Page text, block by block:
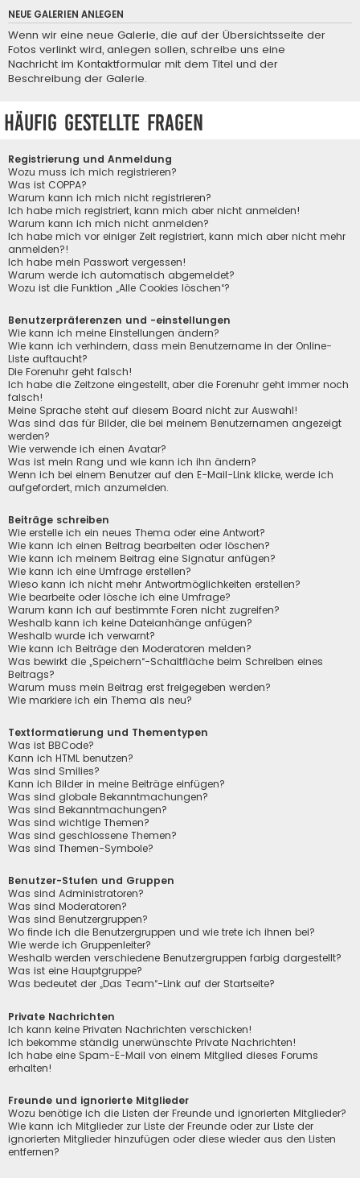
NEUE GALERIEN ANLEGEN
Wenn wir eine neue Galerie, die auf der Übersichtsseite der
Fotos verlinkt wird, anlegen sollen, schreibe uns eine
Nachricht im Kontaktformular mit dem Titel und der
Beschreibung der Galerie.
Häufig gestellte Fragen
Registrierung und Anmeldung
Wozu muss ich mich registrieren?
Was ist COPPA?
Warum kann ich mich nicht registrieren?
Ich habe mich registriert, kann mich aber nicht anmelden!
Warum kann ich mich nicht anmelden?
Ich habe mich vor einiger Zeit registriert, kann mich aber nicht mehr
anmelden?!
Ich habe mein Passwort vergessen!
Warum werde ich automatisch abgemeldet?
Wozu ist die Funktion „Alle Cookies löschen“?
Benutzerpräferenzen und -einstellungen
Wie kann ich meine Einstellungen ändern?
Wie kann ich verhindern, dass mein Benutzername in der Online-
Liste auftaucht?
Die Forenuhr geht falsch!
Ich habe die Zeitzone eingestellt, aber die Forenuhr geht immer noch
falsch!
Meine Sprache steht auf diesem Board nicht zur Auswahl!
Was sind das für Bilder, die bei meinem Benutzernamen angezeigt
werden?
Wie verwende ich einen Avatar?
Was ist mein Rang und wie kann ich ihn ändern?
Wenn ich bei einem Benutzer auf den E-Mail-Link klicke, werde ich
aufgefordert, mich anzumelden.
Beiträge schreiben
Wie erstelle ich ein neues Thema oder eine Antwort?
Wie kann ich einen Beitrag bearbeiten oder löschen?
Wie kann ich meinem Beitrag eine Signatur anfügen?
Wie kann ich eine Umfrage erstellen?
Wieso kann ich nicht mehr Antwortmöglichkeiten erstellen?
Wie bearbeite oder lösche ich eine Umfrage?
Warum kann ich auf bestimmte Foren nicht zugreifen?
Weshalb kann ich keine Dateianhänge anfügen?
Weshalb wurde ich verwarnt?
Wie kann ich Beiträge den Moderatoren melden?
Was bewirkt die „Speichern“-Schaltfläche beim Schreiben eines
Beitrags?
Warum muss mein Beitrag erst freigegeben werden?
Wie markiere ich ein Thema als neu?
Textformatierung und Thementypen
Was ist BBCode?
Kann ich HTML benutzen?
Was sind Smilies?
Kann ich Bilder in meine Beiträge einfügen?
Was sind globale Bekanntmachungen?
Was sind Bekanntmachungen?
Was sind wichtige Themen?
Was sind geschlossene Themen?
Was sind Themen-Symbole?
Benutzer-Stufen und Gruppen
Was sind Administratoren?
Was sind Moderatoren?
Was sind Benutzergruppen?
Wo finde ich die Benutzergruppen und wie trete ich ihnen bei?
Wie werde ich Gruppenleiter?
Weshalb werden verschiedene Benutzergruppen farbig dargestellt?
Was ist eine Hauptgruppe?
Was bedeutet der „Das Team“-Link auf der Startseite?
Private Nachrichten
Ich kann keine Privaten Nachrichten verschicken!
Ich bekomme ständig unerwünschte Private Nachrichten!
Ich habe eine Spam-E-Mail von einem Mitglied dieses Forums
erhalten!
Freunde und ignorierte Mitglieder
Wozu benötige ich die Listen der Freunde und ignorierten Mitglieder?
Wie kann ich Mitglieder zur Liste der Freunde oder zur Liste der
ignorierten Mitglieder hinzufügen oder diese wieder aus den Listen
entfernen?